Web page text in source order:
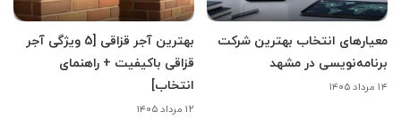
معیارهای انتخاب بهترین شرکت
برنامه‌نویسی در مشهد
۱۴ مرداد ۱۴۰۵
بهترین آجر قزاقی [5 ویژگی آجر
قزاقی باکیفیت + راهنمای
انتخاب]
۱۲ مرداد ۱۴۰۵